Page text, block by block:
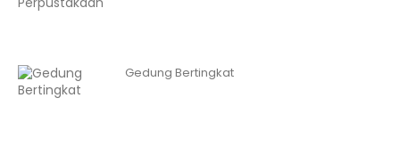
Gedung Bertingkat